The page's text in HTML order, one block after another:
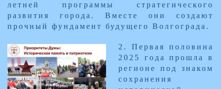
летней программы стратегического
развития города. Вместе они создают
прочный фундамент будущего Волгограда.
2. Первая половина
2025 года прошла в
регионе под знаком
сохранения